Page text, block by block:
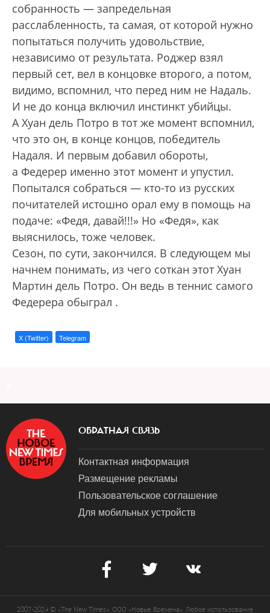
собранность — запредельная
расслабленность, та самая, от которой нужно
попытаться получить удовольствие,
независимо от результата. Роджер взял
первый сет, вел в концовке второго, а потом,
видимо, вспомнил, что перед ним не Надаль.
И не до конца включил инстинкт убийцы.
А Хуан дель Потро в тот же момент вспомнил,
что это он, в конце концов, победитель
Надаля. И первым добавил обороты,
а Федерер именно этот момент и упустил.
Попытался собраться — кто-то из русских
почитателей истошно орал ему в помощь на
подаче: «Федя, давай!!!» Но «Федя», как
выяснилось, тоже человек.
Сезон, по сути, закончился. В следующем мы
начнем понимать, из чего соткан этот Хуан
Мартин дель Потро. Он ведь в теннис самого
Федерера обыграл .
X (Twitter) Telegram
ОБРАТНАЯ СВЯЗЬ
Контактная информация
Размещение рекламы
Пользовательское соглашение
Для мобильных устройств
2007-2024 © «The New Times». ООО «Новые Времена». Любое использование